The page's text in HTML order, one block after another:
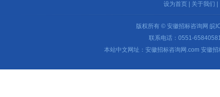
设为首页 关于我们
版权所有 © 安徽招标咨询网 皖
联系电话：0551-
本站中文网址：安徽招标咨询网.com 安徽